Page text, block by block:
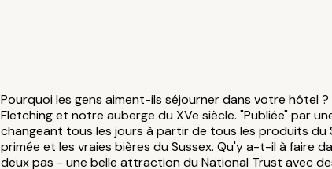
Pourquoi les gens aiment-ils séjourner dans votre hôtel
Fletching et notre auberge du XVe siècle. "Publiée" par
changeant tous les jours à partir de tous les produits
primée et les vraies bières du Sussex. Qu'y a-t-il à faire
deux pas - une belle attraction du National Trust avec